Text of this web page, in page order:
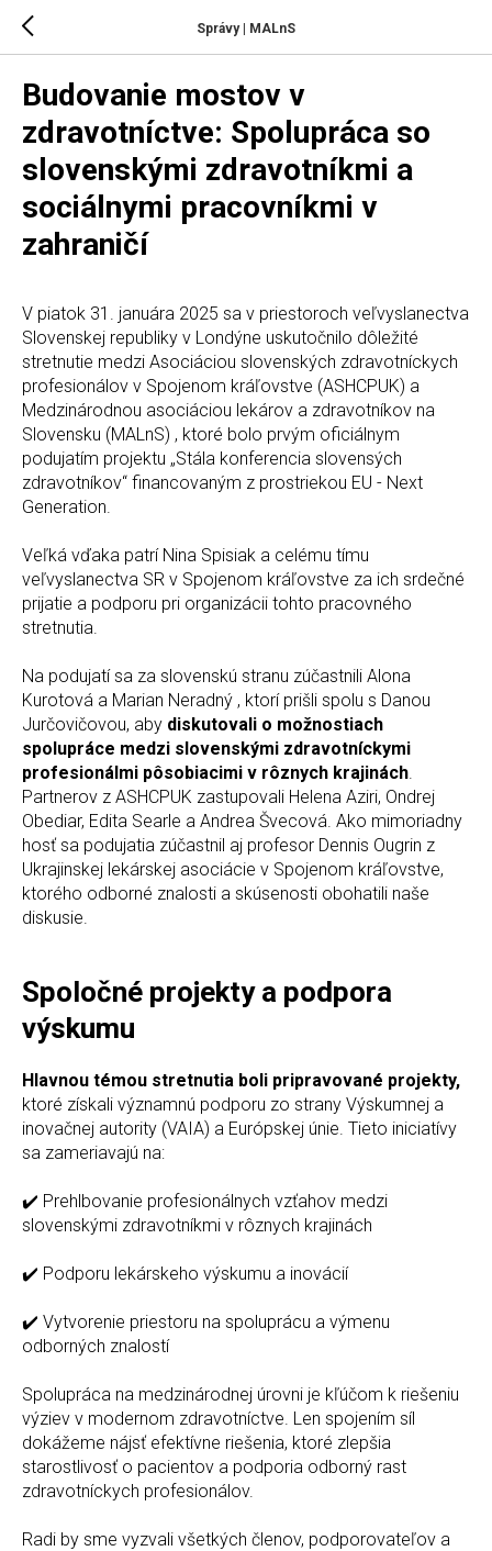
Správy | MALnS
Budovanie mostov v
zdravotníctve: Spolupráca so
slovenskými zdravotníkmi a
sociálnymi pracovníkmi v
zahraničí
V piatok 31. januára 2025 sa v priestoroch veľvyslanectva
Slovenskej republiky v Londýne uskutočnilo dôležité
stretnutie medzi Asociáciou slovenských zdravotníckych
profesionálov v Spojenom kráľovstve (ASHCPUK) a
Medzinárodnou asociáciou lekárov a zdravotníkov na
Slovensku (MALnS) , ktoré bolo prvým oficiálnym
podujatím projektu „Stála konferencia slovensých
zdravotníkov“ financovaným z prostriekou EU - Next
Generation.
Veľká vďaka patrí Nina Spisiak a celému tímu
veľvyslanectva SR v Spojenom kráľovstve za ich srdečné
prijatie a podporu pri organizácii tohto pracovného
stretnutia.
Na podujatí sa za slovenskú stranu zúčastnili Alona
Kurotová a Marian Neradný , ktorí prišli spolu s Danou
Jurčovičovou, aby diskutovali o možnostiach
spolupráce medzi slovenskými zdravotníckymi
profesionálmi pôsobiacimi v rôznych krajinách.
Partnerov z ASHCPUK zastupovali Helena Aziri, Ondrej
Obediar, Edita Searle a Andrea Švecová. Ako mimoriadny
hosť sa podujatia zúčastnil aj profesor Dennis Ougrin z
Ukrajinskej lekárskej asociácie v Spojenom kráľovstve,
ktorého odborné znalosti a skúsenosti obohatili naše
diskusie.
Spoločné projekty a podpora
výskumu
Hlavnou témou stretnutia boli pripravované projekty,
ktoré získali významnú podporu zo strany Výskumnej a
inovačnej autority (VAIA) a Európskej únie. Tieto iniciatívy
sa zameriavajú na:
✔️ Prehlbovanie profesionálnych vzťahov medzi
slovenskými zdravotníkmi v rôznych krajinách
✔️ Podporu lekárskeho výskumu a inovácií
✔️ Vytvorenie priestoru na spoluprácu a výmenu
odborných znalostí
Spolupráca na medzinárodnej úrovni je kľúčom k riešeniu
výziev v modernom zdravotníctve. Len spojením síl
dokážeme nájsť efektívne riešenia, ktoré zlepšia
starostlivosť o pacientov a podporia odborný rast
zdravotníckych profesionálov.
Radi by sme vyzvali všetkých členov, podporovateľov a